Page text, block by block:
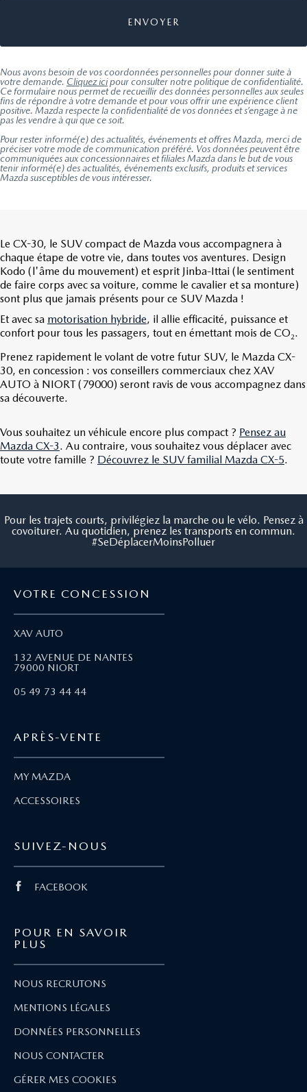
Nous avons besoin de vos coordonnées personnelles pour donner suite à
votre demande. Cliquez icipour consulter notre politique de confidentialité.
Ce formulaire nous permet de recueillir des données personnelles aux seules
fins de répondre à votre demande et pour vous offrir une expérience client
positive. Mazda respecte la confidentialité de vos données et s’engage à ne
pas les vendre à qui que ce soit.
Pour rester informé(e) des actualités, événements et offres Mazda, merci de
préciser votre mode de communication préféré. Vos données peuvent être
communiquées aux concessionnaires et filiales Mazda dans le but de vous
tenir informé(e) des actualités, événements exclusifs, produits et services
Mazda susceptibles de vous intéresser.
Le CX-30, le SUV compact de Mazda vous accompagnera à
chaque étape de votre vie, dans toutes vos aventures. Design
Kodo (l'âme du mouvement) et esprit Jinba-Ittai (le sentiment
de faire corps avec sa voiture, comme le cavalier et sa monture)
sont plus que jamais présents pour ce SUV Mazda !
Et avec sa motorisation hybride, il allie efficacité, puissance et
confort pour tous les passagers, tout en émettant mois de CO2.
Prenez rapidement le volant de votre futur SUV, le Mazda CX-
30, en concession : vos conseillers commerciaux chez XAV
AUTO à NIORT (79000) seront ravis de vous accompagnez dans
sa découverte.
Vous souhaitez un véhicule encore plus compact ? Pensez au
Mazda CX-3. Au contraire, vous souhaitez vous déplacer avec
toute votre famille ? Découvrez le SUV familial Mazda CX-5.
Pour les trajets courts, privilégiez la marche ou le vélo. Pensez à
covoiturer. Au quotidien, prenez les transports en commun.
#SeDéplacerMoinsPolluer
VOTRE CONCESSION
XAV AUTO
132 AVENUE DE NANTES
79000 NIORT
05 49 73 44 44
APRÈS-VENTE
MY MAZDA
ACCESSOIRES
SUIVEZ-NOUS
FACEBOOK
POUR EN SAVOIR
PLUS
NOUS RECRUTONS
MENTIONS LÉGALES
DONNÉES PERSONNELLES
NOUS CONTACTER
GÉRER MES COOKIES